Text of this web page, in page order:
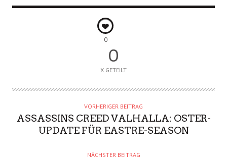
0
0
X GETEILT
VORHERIGER BEITRAG
ASSASSINS CREED VALHALLA: OSTER-
UPDATE FÜR EASTRE-SEASON
NÄCHSTER BEITRAG